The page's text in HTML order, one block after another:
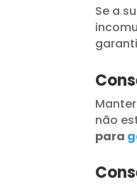
Se a
não
para